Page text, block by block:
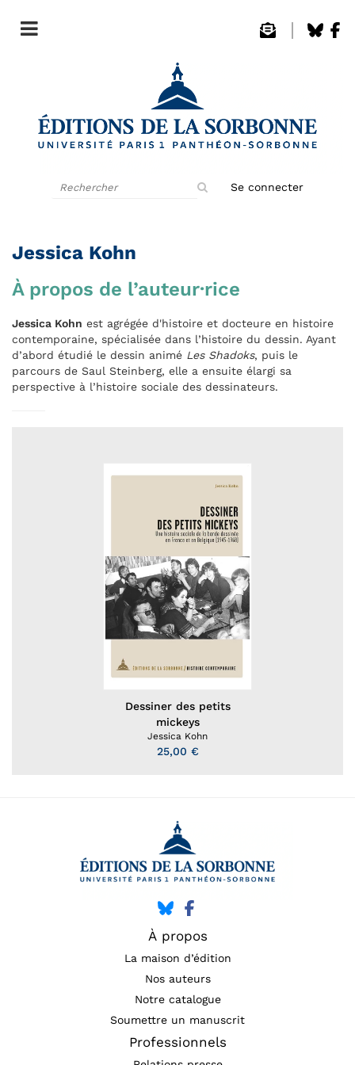
Se connecter
Jessica Kohn
À propos de l’auteur·rice
Jessica Kohn est agrégée d'histoire et docteure en histoire
contemporaine, spécialisée dans l’histoire du dessin. Ayant
d’abord étudié le dessin animé Les Shadoks, puis le
parcours de Saul Steinberg, elle a ensuite élargi sa
perspective à l’histoire sociale des dessinateurs.
Dessiner des petits
mickeys
Jessica Kohn
25,00 €
À propos
La maison d’édition
Nos auteurs
Notre catalogue
Soumettre un manuscrit
Professionnels